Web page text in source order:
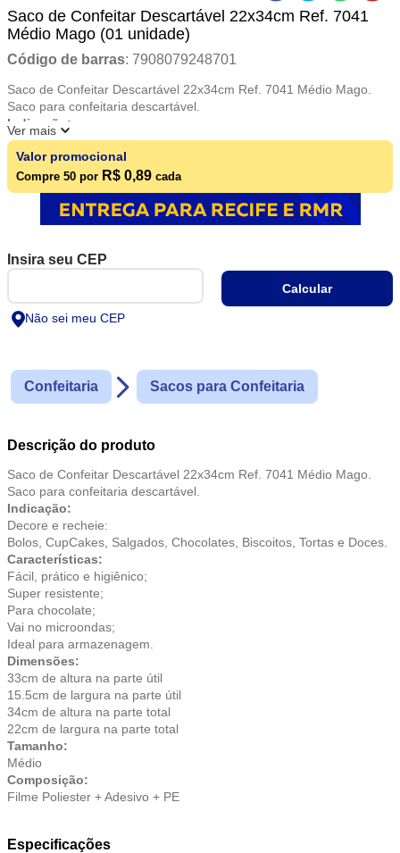
Saco de Confeitar Descartável 22x34cm Ref. 7041
Médio Mago (01 unidade)
Código de barras: 7908079248701
Saco de Confeitar Descartável 22x34cm Ref. 7041 Médio Mago.
Saco para confeitaria descartável.
Indicação:
Decore e recheie:
Bolos, CupCakes, Salgados, Chocolates, Biscoitos, Tortas e Doces.
Ver mais
Valor promocional
Compre 50 por R$ 0,89 cada
Não sei meu CEP
Confeitaria Sacos para Confeitaria
Descrição do produto
Saco de Confeitar Descartável 22x34cm Ref. 7041 Médio Mago.
Saco para confeitaria descartável.
Indicação:
Decore e recheie:
Bolos, CupCakes, Salgados, Chocolates, Biscoitos, Tortas e Doces.
Características:
Fácil, prático e higiênico;
Super resistente;
Para chocolate;
Vai no microondas;
Ideal para armazenagem.
Dimensões:
33cm de altura na parte útil
15.5cm de largura na parte útil
34cm de altura na parte total
22cm de largura na parte total
Tamanho:
Médio
Composição:
Filme Poliester + Adesivo + PE
Especificações